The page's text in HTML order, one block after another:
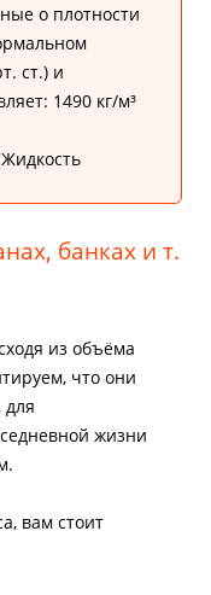
о плотности
ст.) и
1490 кг/м³
банках и т.
из объёма
что они
для
жизни
вам стоит